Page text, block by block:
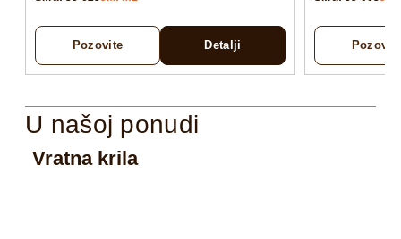
Pozovite Detalji
U našoj ponudi
Vratna krila